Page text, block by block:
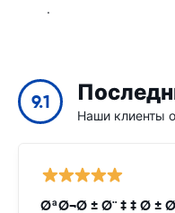
.
9.1
Наши клиенты
ØªØ¬Ø ± Ø¨ ‡ ‡ Ø ±